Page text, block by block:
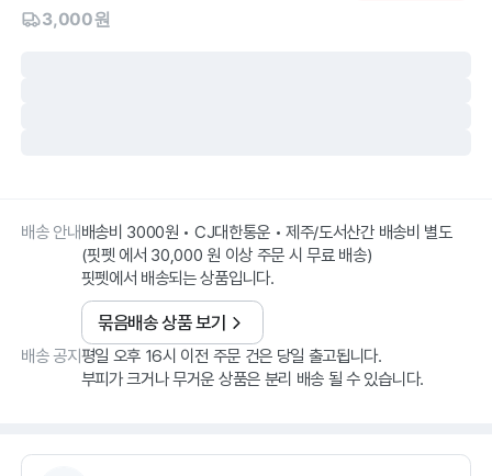
3,000원
배송 안내배송비 3000원 • CJ대한통운 • 제주/도서산간 배송비 별도
(핏펫 에서 30,000 원 이상 주문 시 무료 배송)
핏펫에서 배송되는 상품입니다.
묶음배송 상품 보기
배송 공지평일 오후 16시 이전 주문 건은 당일 출고됩니다.
부피가 크거나 무거운 상품은 분리 배송 될 수 있습니다.